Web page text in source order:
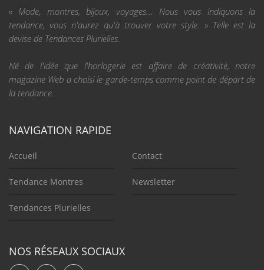
« Mode, montres, bijoux, voyages... Nous vous indiquons la
tendance, vous n'aurez qu'à trouver votre style. » Telle est la
devise de Tendances Plurielles.
Né de l'idée que l'horlogerie est affaire de créativité, notre
magazine Web a choisi le garde-temps comme point de départ de
la tendance.
NAVIGATION RAPIDE
Accueil
Tendance Montres
Tendances Plurielles
Contact
Newsletter
NOS RÉSEAUX SOCIAUX